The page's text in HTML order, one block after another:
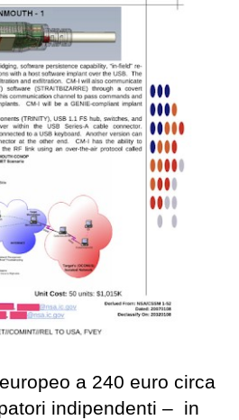
a 240 euro circa
indipendenti – in